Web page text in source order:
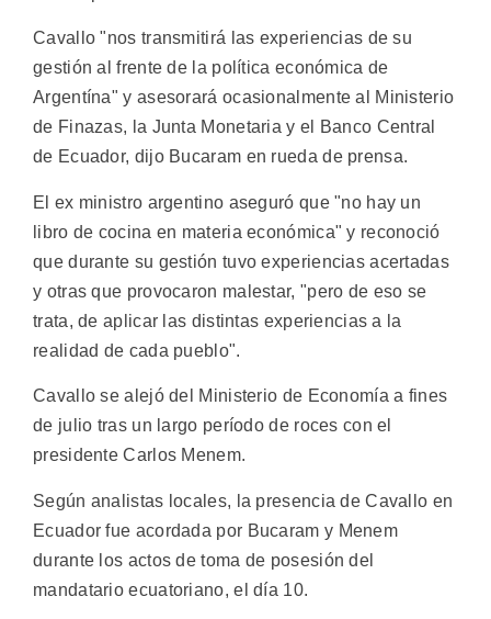
Cavallo "nos transmitirá las experiencias de su
gestión al frente de la política económica de
Argentína" y asesorará ocasionalmente al Ministerio
de Finazas, la Junta Monetaria y el Banco Central
de Ecuador, dijo Bucaram en rueda de prensa.
El ex ministro argentino aseguró que "no hay un
libro de cocina en materia económica" y reconoció
que durante su gestión tuvo experiencias acertadas
y otras que provocaron malestar, "pero de eso se
trata, de aplicar las distintas experiencias a la
realidad de cada pueblo".
Cavallo se alejó del Ministerio de Economía a fines
de julio tras un largo período de roces con el
presidente Carlos Menem.
Según analistas locales, la presencia de Cavallo en
Ecuador fue acordada por Bucaram y Menem
durante los actos de toma de posesión del
mandatario ecuatoriano, el día 10.